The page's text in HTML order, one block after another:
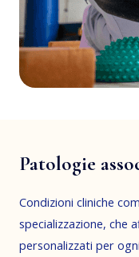
Patologie
Condizioni cliniche
specializzazione, che
personalizzati per